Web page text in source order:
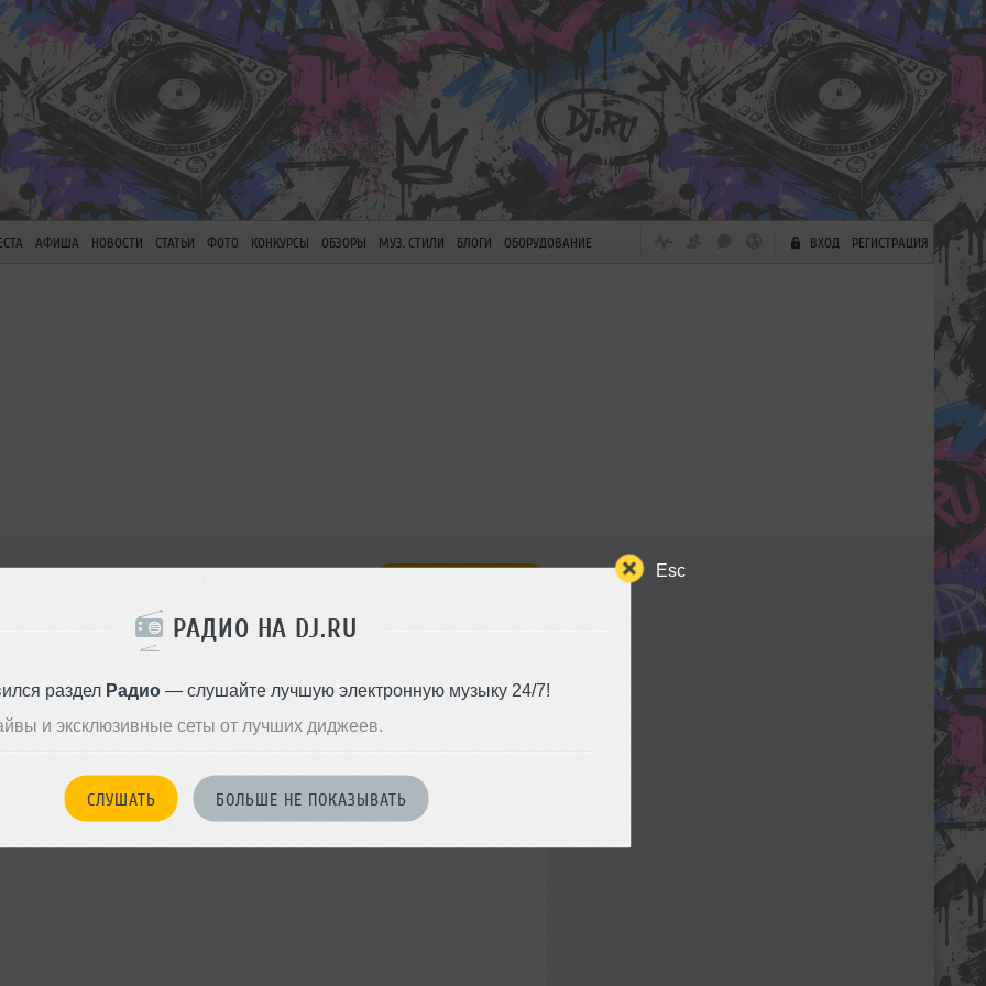
Esc
РАДИО НА DJ.RU
раздел Радио— слушайте лучшую электронную музыку 24/7!
и эксклюзивные сеты от лучших диджеев.
СЛУШАТЬ БОЛЬШЕ НЕ ПОКАЗЫВАТЬ
АФИША НОВОСТИ СТАТЬИ ФОТО КОНКУРСЫ ОБЗОРЫ МУЗ. СТИЛИ БЛОГИ ОБОРУДОВАНИЕ ВХОД РЕГИСТРАЦИЯ
ТРЕКИ